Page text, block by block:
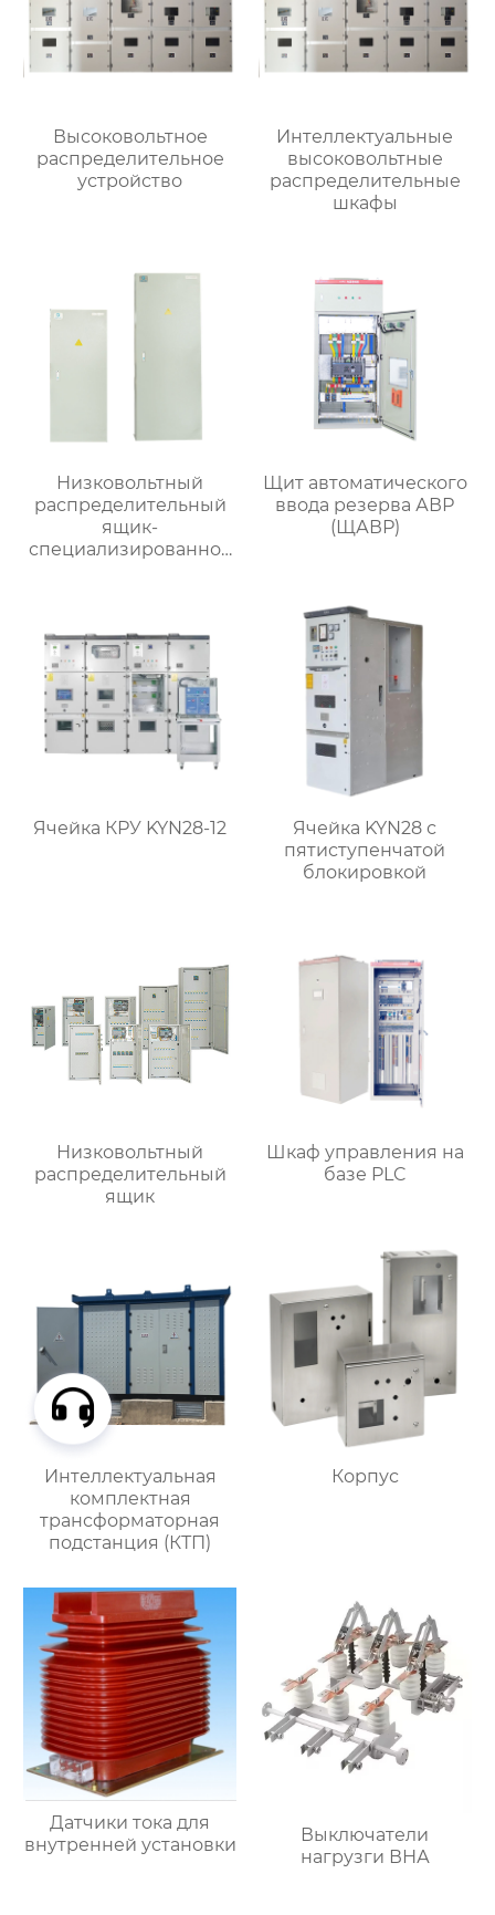
Высоковольтное
распределительное
устройство
Интеллектуальные
высоковольтные
распределительные
шкафы
Низковольтный
распределительный
ящик-
специализированное
Щит автоматического
ввода резерва АВР
(ЩАВР)
Ячейка КРУ KYN28-12
Ячейка KYN28 с
пятиступенчатой
блокировкой
Низковольтный
распределительный
ящик
Шкаф управления на
базе PLC
Интеллектуальная
комплектная
трансформаторная
подстанция (КТП)
Корпус
Датчики тока для
внутренней установки
Выключатели
нагрузги ВНА